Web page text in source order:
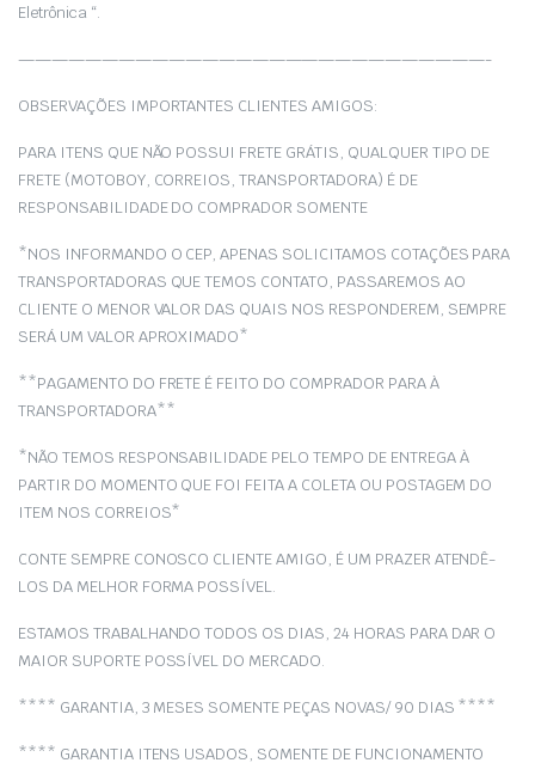
Eletrônica “.
————————————————————————————-
OBSERVAÇÕES IMPORTANTES CLIENTES AMIGOS:
PARA ITENS QUE NÃO POSSUI FRETE GRÁTIS, QUALQUER TIPO DE
FRETE (MOTOBOY, CORREIOS, TRANSPORTADORA) É DE
RESPONSABILIDADE DO COMPRADOR SOMENTE
*NOS INFORMANDO O CEP, APENAS SOLICITAMOS COTAÇÕES PARA
TRANSPORTADORAS QUE TEMOS CONTATO, PASSAREMOS AO
CLIENTE O MENOR VALOR DAS QUAIS NOS RESPONDEREM, SEMPRE
SERÁ UM VALOR APROXIMADO*
**PAGAMENTO DO FRETE É FEITO DO COMPRADOR PARA À
TRANSPORTADORA**
*NÃO TEMOS RESPONSABILIDADE PELO TEMPO DE ENTREGA À
PARTIR DO MOMENTO QUE FOI FEITA A COLETA OU POSTAGEM DO
ITEM NOS CORREIOS*
CONTE SEMPRE CONOSCO CLIENTE AMIGO, É UM PRAZER ATENDÊ-
LOS DA MELHOR FORMA POSSÍVEL.
ESTAMOS TRABALHANDO TODOS OS DIAS, 24 HORAS PARA DAR O
MAIOR SUPORTE POSSÍVEL DO MERCADO.
**** GARANTIA, 3 MESES SOMENTE PEÇAS NOVAS/ 90 DIAS ****
**** GARANTIA ITENS USADOS, SOMENTE DE FUNCIONAMENTO